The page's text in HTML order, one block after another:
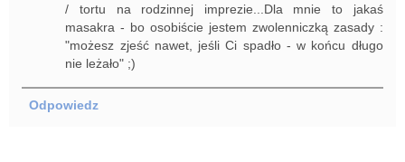
/ tortu na rodzinnej imprezie...Dla mnie to jakaś
masakra - bo osobiście jestem zwolenniczką zasady :
"możesz zjeść nawet, jeśli Ci spadło - w końcu długo
nie leżało" ;)
Odpowiedz